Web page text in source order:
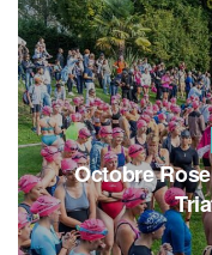
Octobre